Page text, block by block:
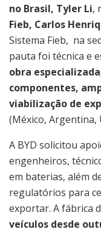
no Brasil, Tyler Li,
Fieb, Carlos
Sistema Fieb, na
pauta foi técnica e
obra
componentes,
viabilização de
(México, Argentina,
A BYD solicitou
engenheiros,
em baterias, além
regulatórios para
exportar. A fábrica
veículos desde